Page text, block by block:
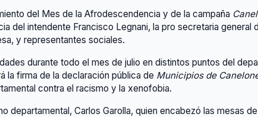
del Mes de la Afrodescendencia y de la campaña
del intendente Francisco Legnani, la pro secretaria general
y representantes sociales.
durante todo el mes de julio en distintos puntos del
la firma de la declaración pública de Municipios de
contra el racismo y la xenofobia.
departamental, Carlos Garolla, quien encabezó las mesas